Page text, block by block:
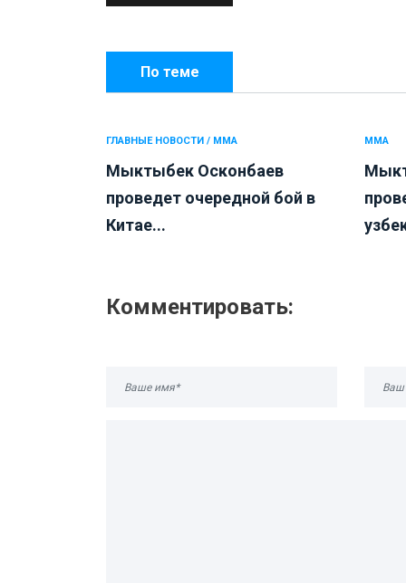
По теме
ГЛАВНЫЕ НОВОСТИ / ММА
Мыктыбек Осконбаев
проведет очередной бой в
Китае...
ММА
Комментировать: